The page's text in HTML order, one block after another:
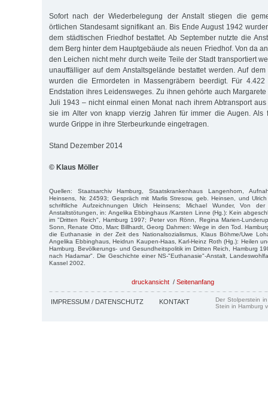
Sofort nach der Wiederbelegung der Anstalt stiegen die
örtlichen Standesamt signifikant an. Bis Ende August 1942
dem städtischen Friedhof bestattet. Ab September nutzte die
dem Berg hinter dem Hauptgebäude als neuen Friedhof. Von da
den Leichen nicht mehr durch weite Teile der Stadt transportiert
unauffälliger auf dem Anstaltsgelände bestattet werden. Auf
wurden die Ermordeten in Massengräbern beerdigt. Für
Endstation ihres Leidensweges. Zu ihnen gehörte auch
Juli 1943 – nicht einmal einen Monat nach ihrem Abtransport
sie im Alter von knapp vierzig Jahren für immer die Augen. Als
wurde Grippe in ihre Sterbeurkunde eingetragen.
Stand Dezember 2014
© Klaus Möller
Quellen: Staatsarchiv Hamburg, Staatskrankenhaus Langenhorn,
Heinsens, Nr. 24593; Gespräch mit Marlis Stresow, geb. Heinsen, und
schriftliche Aufzeichnungen Ulrich Heinsens; Michael Wunder, Von
Anstaltstötungen, in: Angelika Ebbinghaus /Karsten Linne (Hg.): Kein
im "Dritten Reich", Hamburg 1997; Peter von Rönn, Regina Marien-
Sonn, Renate Otto, Marc Billhardt, Georg Dahmen: Wege in den Tod.
die Euthanasie in der Zeit des Nationalsozialismus, Klaus Böhme/Uwe
Angelika Ebbinghaus, Heidrun Kaupen-Haas, Karl-Heinz Roth (Hg.): Heilen
Hamburg. Bevölkerungs- und Gesundheitspolitik im Dritten Reich, Hamburg
nach Hadamar". Die Geschichte einer NS-"Euthanasie"-Anstalt,
Kassel 2002.
druckansicht / Seitenanfang
IMPRESSUM / DATENSCHUTZ KONTAKT
Der Stolperstein
Stein in Hamburg